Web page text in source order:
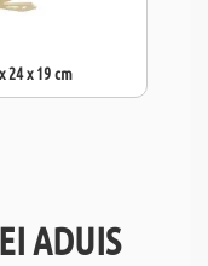
x 19 cm
ADUIS